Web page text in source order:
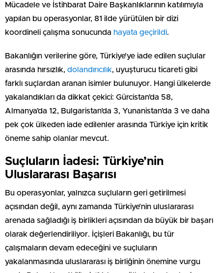
Mücadele ve İstihbarat Daire Başkanlıklarının katılımıyla
yapılan bu operasyonlar, 81 ilde yürütülen bir dizi
koordineli çalışma sonucunda hayata geçirildi.
Bakanlığın verilerine göre, Türkiye’ye iade edilen suçlular
arasında hırsızlık, dolandırıcılık, uyuşturucu ticareti gibi
farklı suçlardan aranan isimler bulunuyor. Hangi ülkelerde
yakalandıkları da dikkat çekici: Gürcistan’da 58,
Almanya’da 12, Bulgaristan’da 3, Yunanistan’da 3 ve daha
pek çok ülkeden iade edilenler arasında Türkiye için kritik
öneme sahip olanlar mevcut.
Suçluların İadesi: Türkiye’nin
Uluslararası Başarısı
Bu operasyonlar, yalnızca suçluların geri getirilmesi
açısından değil, aynı zamanda Türkiye’nin uluslararası
arenada sağladığı iş birlikleri açısından da büyük bir başarı
olarak değerlendiriliyor. İçişleri Bakanlığı, bu tür
çalışmaların devam edeceğini ve suçluların
yakalanmasında uluslararası iş birliğinin önemine vurgu